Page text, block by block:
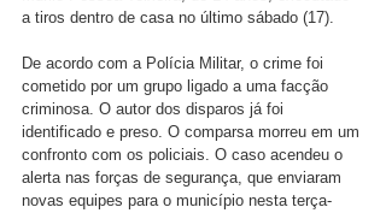
a tiros dentro de casa no último sábado (17).
De acordo com a Polícia Militar, o crime foi
cometido por um grupo ligado a uma facção
criminosa. O autor dos disparos já foi
identificado e preso. O comparsa morreu em um
confronto com os policiais. O caso acendeu o
alerta nas forças de segurança, que enviaram
novas equipes para o município nesta terça-